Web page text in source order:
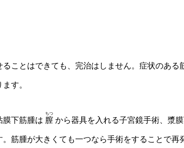
ことはできても、完治はしません。症状のある
す。
下筋腫は 膣
ちつ
から器具を入れる子宮鏡手術、漿
筋腫が大きくても一つなら手術をすることで再